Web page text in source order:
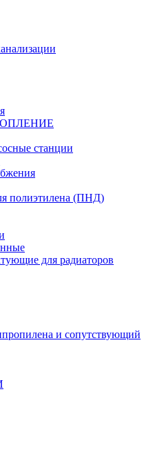
станции
полиэтилена (ПНД)
для радиаторов
и сопутствующий